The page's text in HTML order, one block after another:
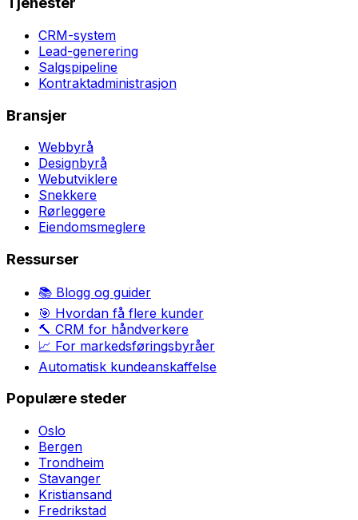
CRM-system
Lead-generering
Salgspipeline
Kontraktadministrasjon
Bransjer
Webbyrå
Designbyrå
Webutviklere
Snekkere
Rørleggere
Eiendomsmeglere
Ressurser
📚 Blogg og guider
🎯 Hvordan få flere kunder
🔨 CRM for håndverkere
📈 For markedsføringsbyråer
Automatisk kundeanskaffelse
Populære steder
Oslo
Bergen
Trondheim
Stavanger
Kristiansand
Fredrikstad